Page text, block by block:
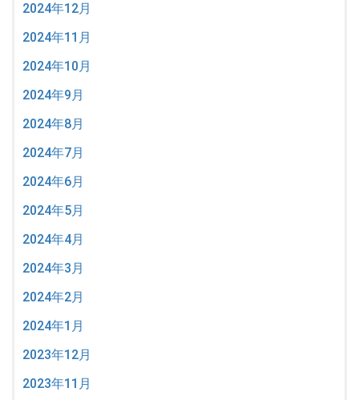
2024年12月
2024年11月
2024年10月
2024年9月
2024年8月
2024年7月
2024年6月
2024年5月
2024年4月
2024年3月
2024年2月
2024年1月
2023年12月
2023年11月